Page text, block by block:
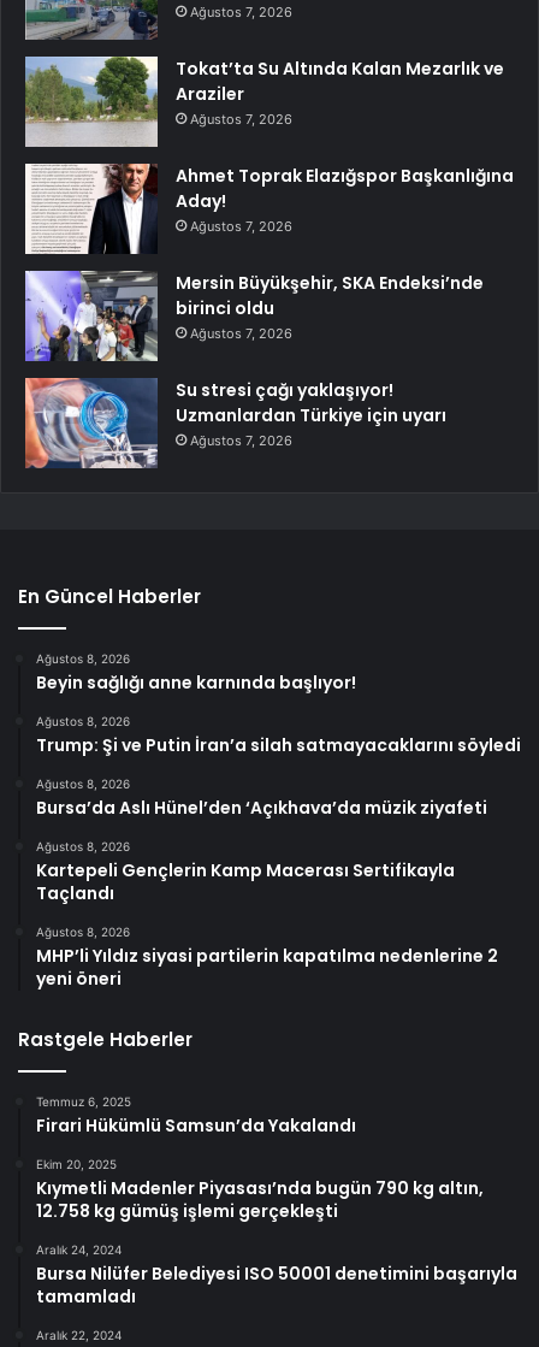
Ağustos 7, 2026
Tokat’ta Su Altında Kalan Mezarlık ve
Araziler
Ağustos 7, 2026
Ahmet Toprak Elazığspor Başkanlığına
Aday!
Ağustos 7, 2026
Mersin Büyükşehir, SKA Endeksi’nde
birinci oldu
Ağustos 7, 2026
Su stresi çağı yaklaşıyor!
Uzmanlardan Türkiye için uyarı
Ağustos 7, 2026
En Güncel Haberler
Ağustos 8, 2026
Beyin sağlığı anne karnında başlıyor!
Ağustos 8, 2026
Trump: Şi ve Putin İran’a silah satmayacaklarını söyledi
Ağustos 8, 2026
Bursa’da Aslı Hünel’den ‘Açıkhava’da müzik ziyafeti
Ağustos 8, 2026
Kartepeli Gençlerin Kamp Macerası Sertifikayla
Taçlandı
Ağustos 8, 2026
MHP’li Yıldız siyasi partilerin kapatılma nedenlerine 2
yeni öneri
Rastgele Haberler
Temmuz 6, 2025
Firari Hükümlü Samsun’da Yakalandı
Ekim 20, 2025
Kıymetli Madenler Piyasası’nda bugün 790 kg altın,
12.758 kg gümüş işlemi gerçekleşti
Aralık 24, 2024
Bursa Nilüfer Belediyesi ISO 50001 denetimini başarıyla
tamamladı
Aralık 22, 2024